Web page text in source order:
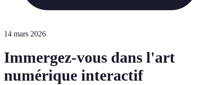
14 mars 2026
Immergez-vous dans l'art
numérique interactif